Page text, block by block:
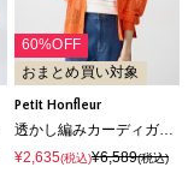
60%OFF
おまとめ買い対象
Petit Honfleur
透かし編みカーディガン【ウォッシャブル】
¥2,635(税込)¥6,589(税込)